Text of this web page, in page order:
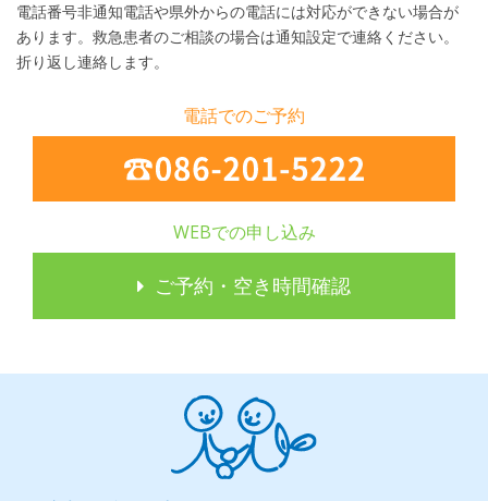
電話番号非通知電話や県外からの電話には対応ができない場合が
あります。救急患者のご相談の場合は通知設定で連絡ください。
折り返し連絡します。
電話でのご予約
WEBでの申し込み
ご予約・空き時間確認